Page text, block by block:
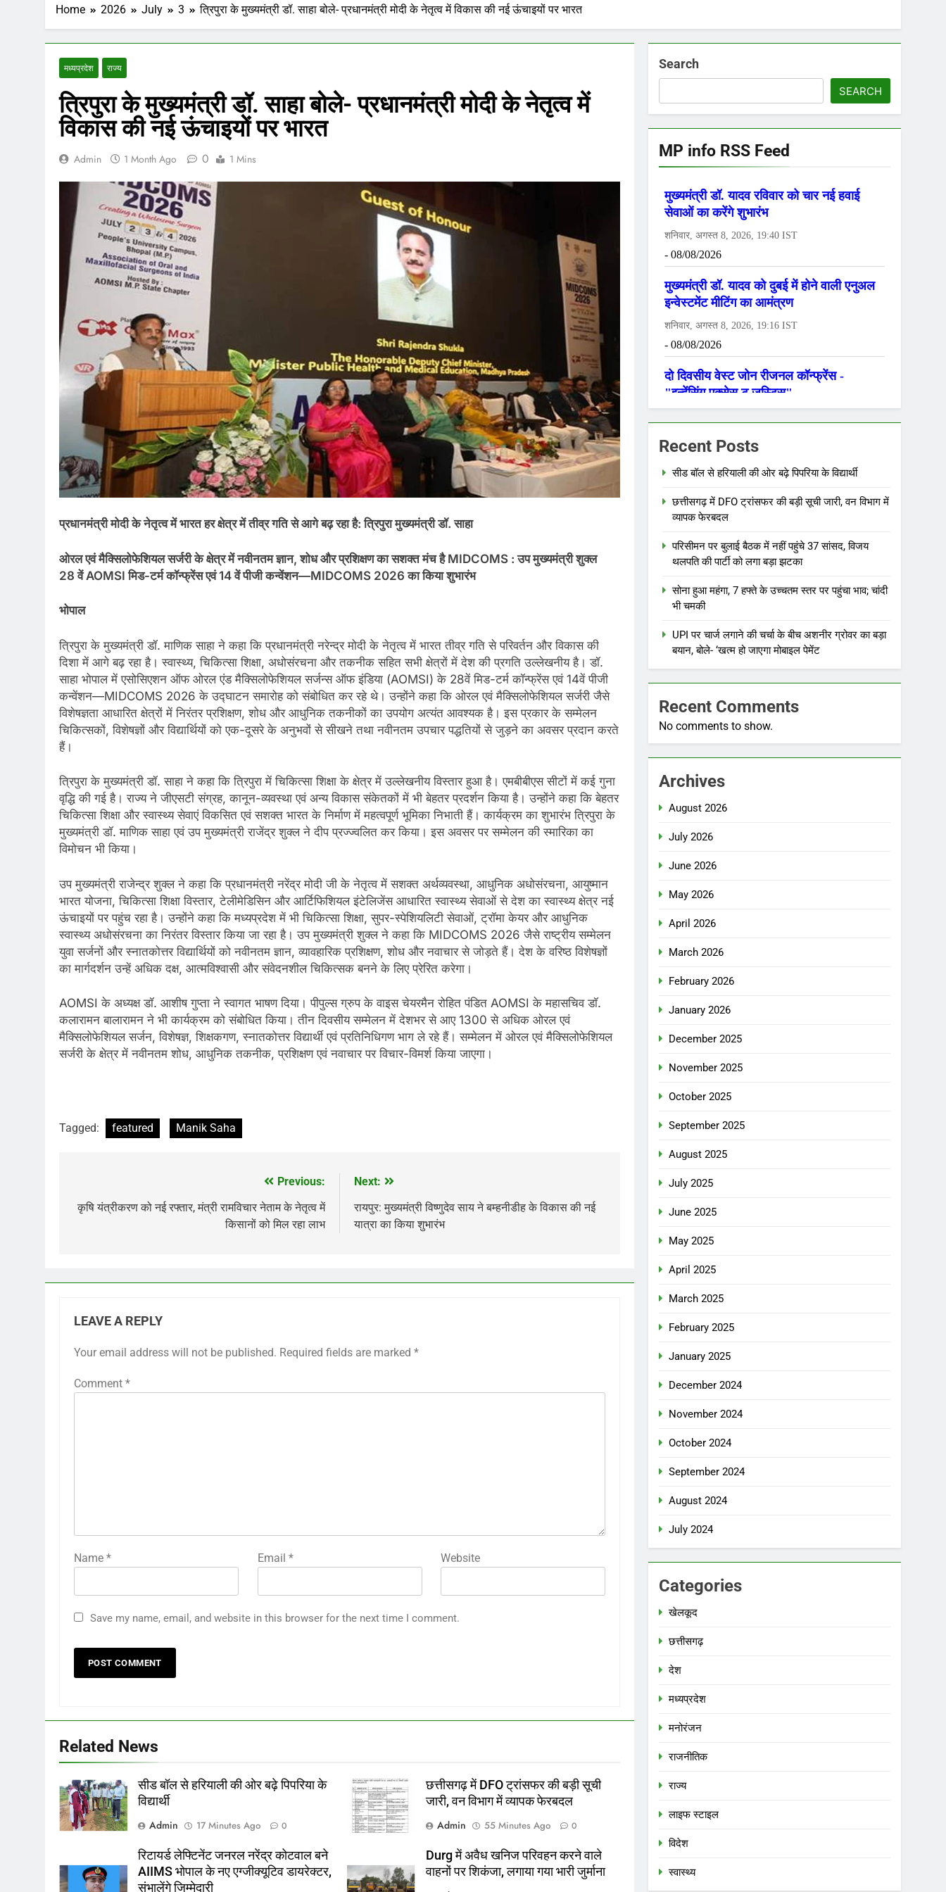
Home 2026 July 3 त्रिपुरा के मुख्यमंत्री डॉ. साहा बोले- प्रधानमंत्री मोदी के नेतृत्व में विकास की नई ऊंचाइयों पर भारत
मध्‍यप्रदेश राज्य
त्रिपुरा के मुख्यमंत्री डॉ. साहा बोले- प्रधानमंत्री मोदी के नेतृत्व में
विकास की नई ऊंचाइयों पर भारत
Admin 1 Month Ago 0 1 Mins
प्रधानमंत्री मोदी के नेतृत्व में भारत हर क्षेत्र में तीव्र गति से आगे बढ़ रहा है: त्रिपुरा मुख्यमंत्री डॉ. साहा
ओरल एवं मैक्सिलोफेशियल सर्जरी के क्षेत्र में नवीनतम ज्ञान, शोध और प्रशिक्षण का सशक्त मंच है MIDCOMS : उप मुख्यमंत्री शुक्ल
28 वें AOMSI मिड-टर्म कॉन्फ्रेंस एवं 14 वें पीजी कन्वेंशन—MIDCOMS 2026 का किया शुभारंभ
भोपाल
त्रिपुरा के मुख्यमंत्री डॉ. माणिक साहा ने कहा कि प्रधानमंत्री नरेन्द्र मोदी के नेतृत्व में भारत तीव्र गति से परिवर्तन और विकास की
दिशा में आगे बढ़ रहा है। स्वास्थ्य, चिकित्सा शिक्षा, अधोसंरचना और तकनीक सहित सभी क्षेत्रों में देश की प्रगति उल्लेखनीय है। डॉ.
साहा भोपाल में एसोसिएशन ऑफ ओरल एंड मैक्सिलोफेशियल सर्जन्स ऑफ इंडिया (AOMSI) के 28वें मिड-टर्म कॉन्फ्रेंस एवं 14वें पीजी
कन्वेंशन—MIDCOMS 2026 के उद्घाटन समारोह को संबोधित कर रहे थे। उन्होंने कहा कि ओरल एवं मैक्सिलोफेशियल सर्जरी जैसे
विशेषज्ञता आधारित क्षेत्रों में निरंतर प्रशिक्षण, शोध और आधुनिक तकनीकों का उपयोग अत्यंत आवश्यक है। इस प्रकार के सम्मेलन
चिकित्सकों, विशेषज्ञों और विद्यार्थियों को एक-दूसरे के अनुभवों से सीखने तथा नवीनतम उपचार पद्धतियों से जुड़ने का अवसर प्रदान करते
हैं।
त्रिपुरा के मुख्यमंत्री डॉ. साहा ने कहा कि त्रिपुरा में चिकित्सा शिक्षा के क्षेत्र में उल्लेखनीय विस्तार हुआ है। एमबीबीएस सीटों में कई गुना
वृद्धि की गई है। राज्य ने जीएसटी संग्रह, कानून-व्यवस्था एवं अन्य विकास संकेतकों में भी बेहतर प्रदर्शन किया है। उन्होंने कहा कि बेहतर
चिकित्सा शिक्षा और स्वास्थ्य सेवाएं विकसित एवं सशक्त भारत के निर्माण में महत्वपूर्ण भूमिका निभाती हैं। कार्यक्रम का शुभारंभ त्रिपुरा के
मुख्यमंत्री डॉ. माणिक साहा एवं उप मुख्यमंत्री राजेंद्र शुक्ल ने दीप प्रज्ज्वलित कर किया। इस अवसर पर सम्मेलन की स्मारिका का
विमोचन भी किया।
उप मुख्यमंत्री राजेन्द्र शुक्ल ने कहा कि प्रधानमंत्री नरेंद्र मोदी जी के नेतृत्व में सशक्त अर्थव्यवस्था, आधुनिक अधोसंरचना, आयुष्मान
भारत योजना, चिकित्सा शिक्षा विस्तार, टेलीमेडिसिन और आर्टिफिशियल इंटेलिजेंस आधारित स्वास्थ्य सेवाओं से देश का स्वास्थ्य क्षेत्र नई
ऊंचाइयों पर पहुंच रहा है। उन्होंने कहा कि मध्यप्रदेश में भी चिकित्सा शिक्षा, सुपर-स्पेशियलिटी सेवाओं, ट्रॉमा केयर और आधुनिक
स्वास्थ्य अधोसंरचना का निरंतर विस्तार किया जा रहा है। उप मुख्यमंत्री शुक्ल ने कहा कि MIDCOMS 2026 जैसे राष्ट्रीय सम्मेलन
युवा सर्जनों और स्नातकोत्तर विद्यार्थियों को नवीनतम ज्ञान, व्यावहारिक प्रशिक्षण, शोध और नवाचार से जोड़ते हैं। देश के वरिष्ठ विशेषज्ञों
का मार्गदर्शन उन्हें अधिक दक्ष, आत्मविश्वासी और संवेदनशील चिकित्सक बनने के लिए प्रेरित करेगा।
AOMSI के अध्यक्ष डॉ. आशीष गुप्ता ने स्वागत भाषण दिया। पीपुल्स ग्रुप के वाइस चेयरमैन रोहित पंडित AOMSI के महासचिव डॉ.
कलारामन बालारामन ने भी कार्यक्रम को संबोधित किया। तीन दिवसीय सम्मेलन में देशभर से आए 1300 से अधिक ओरल एवं
मैक्सिलोफेशियल सर्जन, विशेषज्ञ, शिक्षकगण, स्नातकोत्तर विद्यार्थी एवं प्रतिनिधिगण भाग ले रहे हैं। सम्मेलन में ओरल एवं मैक्सिलोफेशियल
सर्जरी के क्षेत्र में नवीनतम शोध, आधुनिक तकनीक, प्रशिक्षण एवं नवाचार पर विचार-विमर्श किया जाएगा।
Tagged: featured Manik Saha
navigation
Previous:
कृषि यंत्रीकरण को नई रफ्तार, मंत्री रामविचार नेताम के नेतृत्व में
किसानों को मिल रहा लाभ
Next:
रायपुर: मुख्यमंत्री विष्णुदेव साय ने बम्हनीडीह के विकास की नई
यात्रा का किया शुभारंभ
LEAVE A REPLY
Your email address will not be published. Required fields are marked *
Comment *
Name * Email * Website
Save my name, email, and website in this browser for the next time I comment.
Related News
सीड बॉल से हरियाली की ओर बढ़े पिपरिया के
विद्यार्थी
Admin
17 Minutes Ago 0
छत्तीसगढ़ में DFO ट्रांसफर की बड़ी सूची
जारी, वन विभाग में व्यापक फेरबदल
Admin
55 Minutes Ago 0
रिटायर्ड लेफ्टिनेंट जनरल नरेंद्र कोटवाल बने
AIIMS भोपाल के नए एग्जीक्यूटिव डायरेक्टर,
संभालेंगे जिम्मेदारी
Durg में अवैध खनिज परिवहन करने वाले
वाहनों पर शिकंजा, लगाया गया भारी जुर्माना
Search
SEARCH
MP info RSS Feed
Recent Posts
सीड बॉल से हरियाली की ओर बढ़े पिपरिया के विद्यार्थी
छत्तीसगढ़ में DFO ट्रांसफर की बड़ी सूची जारी, वन विभाग में
व्यापक फेरबदल
परिसीमन पर बुलाई बैठक में नहीं पहुंचे 37 सांसद, विजय
थलपति की पार्टी को लगा बड़ा झटका
सोना हुआ महंगा, 7 हफ्ते के उच्चतम स्तर पर पहुंचा भाव; चांदी
भी चमकी
UPI पर चार्ज लगाने की चर्चा के बीच अशनीर ग्रोवर का बड़ा
बयान, बोले- ‘खत्म हो जाएगा मोबाइल पेमेंट
Recent Comments
No comments to show.
Archives
August 2026
July 2026
June 2026
May 2026
April 2026
March 2026
February 2026
January 2026
December 2025
November 2025
October 2025
September 2025
August 2025
July 2025
June 2025
May 2025
April 2025
March 2025
February 2025
January 2025
December 2024
November 2024
October 2024
September 2024
August 2024
July 2024
Categories
खेलकूद
छत्तीसगढ़
देश
मध्‍यप्रदेश
मनोरंजन
राजनीतिक
राज्य
लाइफ स्टाइल
विदेश
स्‍वास्‍थ्‍य